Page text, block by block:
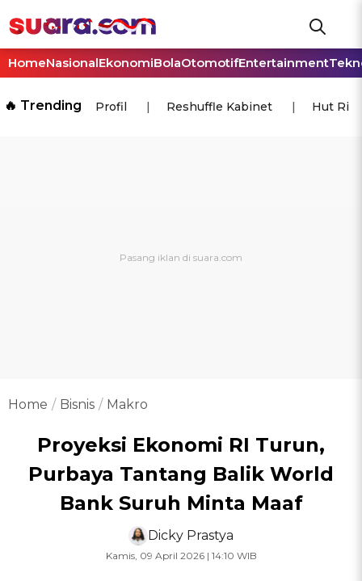
HomeNasionalEkonomiBolaOtomotifEntertainment
🔥 Trending Profil Reshuffle Kabinet Hut Ri
Home Bisnis Makro
Proyeksi Ekonomi RI Turun,
Purbaya Tantang Balik World
Bank Suruh Minta Maaf
Dicky Prastya
Kamis, 09 April 2026 | 14:10 WIB